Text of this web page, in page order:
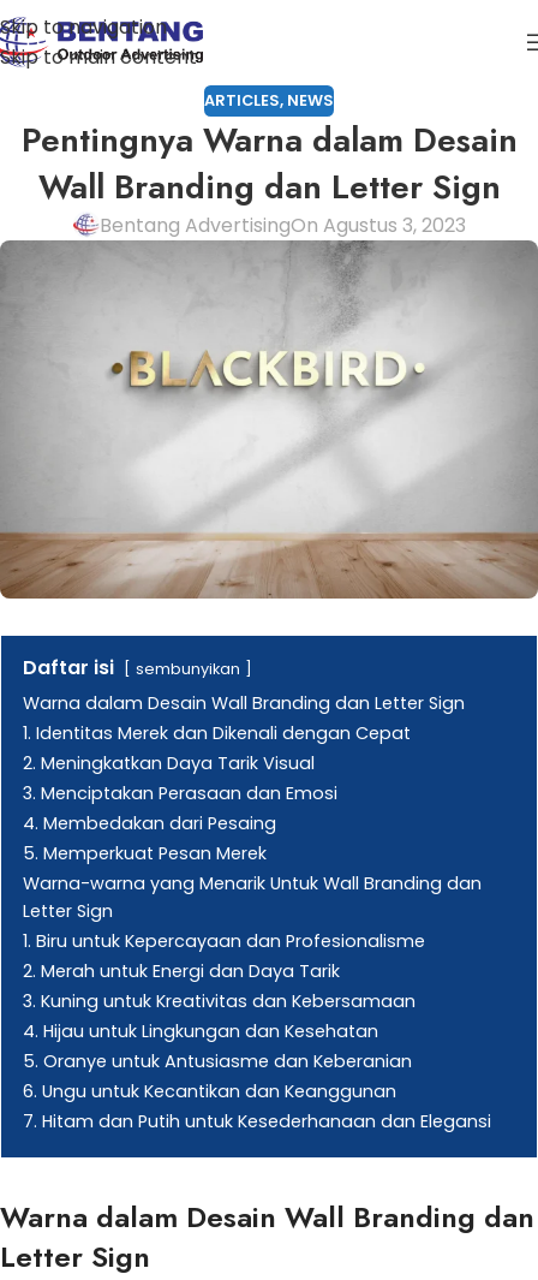
Skip to navigation
Skip to main content
ARTICLES, NEWS
Pentingnya Warna dalam Desain
Wall Branding dan Letter Sign
Bentang AdvertisingOn Agustus 3, 2023
Daftar isi sembunyikan
Warna dalam Desain Wall Branding dan Letter Sign
1. Identitas Merek dan Dikenali dengan Cepat
2. Meningkatkan Daya Tarik Visual
3. Menciptakan Perasaan dan Emosi
4. Membedakan dari Pesaing
5. Memperkuat Pesan Merek
Warna-warna yang Menarik Untuk Wall Branding dan
Letter Sign
1. Biru untuk Kepercayaan dan Profesionalisme
2. Merah untuk Energi dan Daya Tarik
3. Kuning untuk Kreativitas dan Kebersamaan
4. Hijau untuk Lingkungan dan Kesehatan
5. Oranye untuk Antusiasme dan Keberanian
6. Ungu untuk Kecantikan dan Keanggunan
7. Hitam dan Putih untuk Kesederhanaan dan Elegansi
Warna dalam Desain Wall Branding dan
Letter Sign